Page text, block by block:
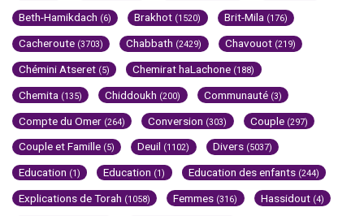
Beth-Hamikdach (6) Brakhot (1520) Brit-Mila (176)
Cacheroute (3703) Chabbath (2429) Chavouot (219)
Chémini Atseret (5) Chemirat haLachone (188)
Chemita (135) Chiddoukh (200) Communauté (3)
Compte du Omer (264) Conversion (303) Couple (297)
Couple et Famille (5) Deuil (1102) Divers (5037)
Education (1) Education (1) Education des enfants (244)
Explications de Torah (1058) Femmes (316) Hassidout (4)